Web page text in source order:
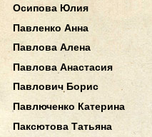
Осипова Юлия
Павленко Анна
Павлова Алена
Павлова Анастасия
Павлович Борис
Павлюченко Катерина
Паксютова Татьяна